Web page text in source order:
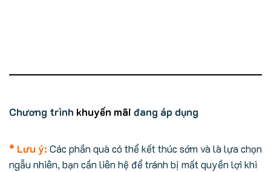
Chương trình khuyến mãi đang áp dụng
* Lưu ý: Các phần quà có thể kết thúc sớm và là lựa chọn
ngẫu nhiên, bạn cần liên hệ để tránh bị mất quyền lợi khi